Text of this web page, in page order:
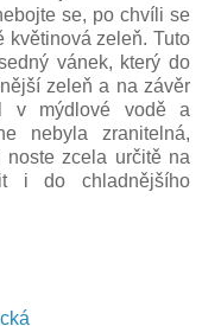
se, po chvíli se
květinová zeleň. Tuto
vánek, který do
zeleň a na závěr
v mýdlové vodě a
nebyla zranitelná,
noste zcela určitě na
i do chladnějšího